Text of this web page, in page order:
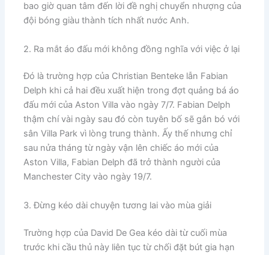
bao giờ quan tâm đến lời đề nghị chuyển nhượng của
đội bóng giàu thành tích nhất nước Anh.
2. Ra mắt áo đấu mới không đồng nghĩa với việc ở lại
​Đó là trường hợp của Christian Benteke lẫn Fabian
Delph khi cả hai đều xuất hiện trong đợt quảng bá áo
đấu mới của Aston Villa vào ngày 7/7. Fabian Delph
thậm chí vài ngày sau đó còn tuyên bố sẽ gắn bó với
sân Villa Park vì lòng trung thành. Ấy thế nhưng chỉ
sau nửa tháng từ ngày vận lên chiếc áo mới của
Aston Villa, Fabian Delph đã trở thành người của
Manchester City vào ngày 19/7.
3. Đừng kéo dài chuyện tương lai vào mùa giải
​Trường hợp của David De Gea kéo dài từ cuối mùa
trước khi cầu thủ này liên tục từ chối đặt bút gia hạn